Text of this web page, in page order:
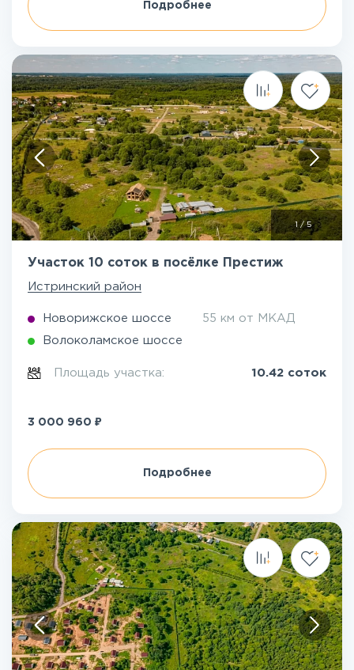
Подробнее
1 /5
Участок 10 соток в посёлке Престиж
Истринский район
Новорижское шоссе 55 км от МКАД
Волоколамское шоссе
Площадь участка: 10.42 соток
3 000 960 ₽
Подробнее